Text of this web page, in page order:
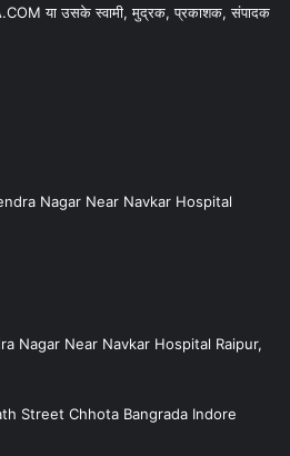
या उसके स्वामी, मुद्रक, प्रकाशक, संपादक
Nagar Near Navkar Hospital
Nagar Near Navkar Hospital Raipur,
Street Chhota Bangrada Indore